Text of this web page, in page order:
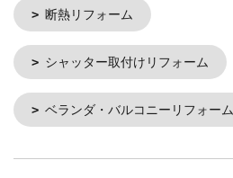
断熱リフォーム
シャッター取付けリフォーム
ベランダ・バルコニーリフォーム